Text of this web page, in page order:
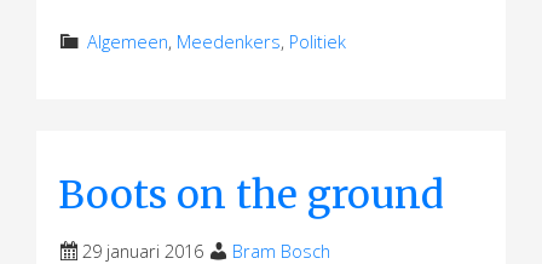
Algemeen, Meedenkers, Politiek
Boots on the ground
29 januari 2016 Bram Bosch